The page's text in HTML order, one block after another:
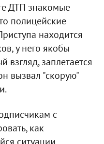
ДТП знакомые
полицейские
находится
у него якобы
взгляд, заплетается
вызвал "скорую"
с
как
ситуации.